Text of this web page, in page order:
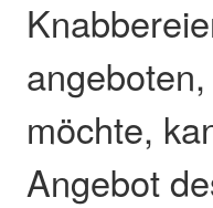
möchte,
Angebot